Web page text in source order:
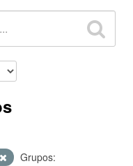
Grupos: